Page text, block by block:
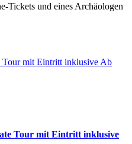
Tickets und eines Archäologen
Tour mit Eintritt inklusiveAb
Tour mit Eintritt inklusive